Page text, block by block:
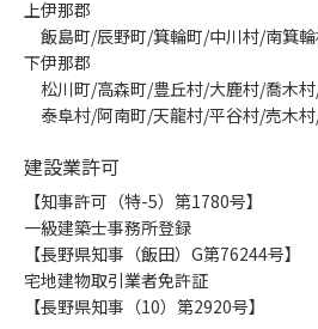
上伊那郡
飯島町/辰野町/箕輪町/中川村/南箕
下伊那郡
松川町/高森町/豊丘村/大鹿村/喬木
泰阜村/阿南町/天龍村/平谷村/売木
建設業許可
【知事許可（特-5）第1780号】
一級建築士事務所登録
【長野県知事（飯田）G第76244号】
宅地建物取引業者免許証
【長野県知事（10）第2920号】